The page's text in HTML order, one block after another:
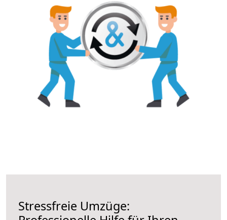
Stressfreie Umzüge: